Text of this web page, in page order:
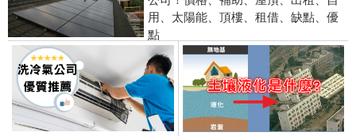
用、太陽能、頂樓、租借、缺點、優
點